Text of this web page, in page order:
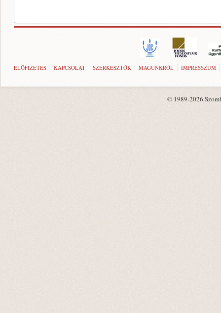
ELŐFIZETÉS KAPCSOLAT SZERKESZTŐK MAGUNKRÓL IMPRESSZUM
© 1989-2026